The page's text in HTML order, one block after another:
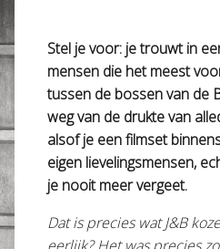
Stel je voor: je trouwt in
mensen die het meest
tussen de bossen van de
weg van de drukte van
alsof je een filmset
eigen lievelingsmensen,
je nooit meer vergeet.
Dat is precies wat J&B